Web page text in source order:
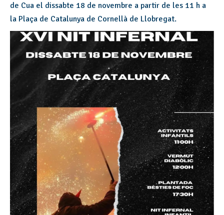
de Cua el dissabte 18 de novembre a partir de les 11 h a
la Plaça de Catalunya de Cornellà de Llobregat.